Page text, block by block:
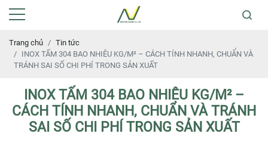
Trang chủ
Tin tức
IN OX TẤM 304 BAO NHIÊU KG/M² – CÁCH TÍNH NHANH, CHUẨN VÀ
TRÁNH SAI SỐ CHI PHÍ TRONG SẢN XUẤT
IN OX TẤM 304 BAO NHIÊU KG/M² –
CÁCH TÍNH NHANH, CHUẨN VÀ TRÁNH
SAI SỐ CHI PHÍ TRONG SẢN XUẤT